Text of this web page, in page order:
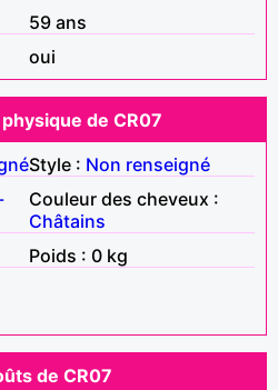
59 ans
oui
de CR07
Style : Non renseigné
Couleur des cheveux :
Châtains
Poids : 0 kg
de CR07